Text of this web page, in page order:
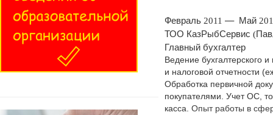
Февраль 2011 — Май
ТОО КазРыбСервис (
Главный бухгалтер
Ведение бухгалтерского
и налоговой отчетности
Обработка первичной
покупателями. Учет ОС,
касса. Опыт работы в